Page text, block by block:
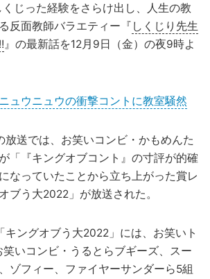
じった経験をさらけ出し、人生の教
反面教師バラエティー『 しくじり先生
』の最新話を12月9日（金）の夜9時よ
ュウニュウの衝撃コントに教室騒然
送では、お笑いコンビ・かもめんた
「『キングオブコント』の寸評が的確
なっていたことから立ち上がった賞レ
ブう大2022」が放送された。
ングオブう大2022」には、お笑いト
笑いコンビ・うるとらブギーズ、スー
ゾフィー、ファイヤーサンダーら5組